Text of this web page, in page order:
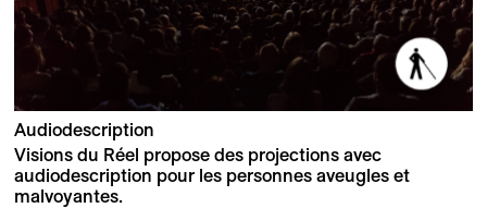
Audiodescription
Visions du Réel propose des projections avec
audiodescription pour les personnes aveugles et
malvoyantes.